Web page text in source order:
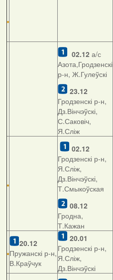
02.12 а/с
Азота,Гродзенскі
р-н, Ж.Гулеўскі
23.12
Гродзенскі р-н,
Дз.Вінчэўскі,
С.Саковіч,
Я.Сліж
02.12
Гродзенскі р-н,
Я.Сліж,
Дз.Вінчэўскі,
Т.Смыкоўская
08.12
Гродна,
Т.Кажан
20.12
Пружанскі р-н,
В.Краўчук
20.01
Гродзенскі р-н,
Я.Сліж,
Дз.Вінчэўскі